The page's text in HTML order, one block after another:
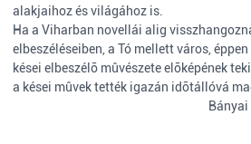
alakjaihoz és világához is.
Ha a Viharban novellái alig
elbeszéléseiben, a Tó mellett város,
kései elbeszélõ mûvészete elõképének
a kései mûvek tették igazán idõtállóvá